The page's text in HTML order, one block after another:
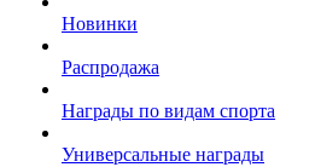
Новинки
Распродажа
Награды по видам спорта
Универсальные награды